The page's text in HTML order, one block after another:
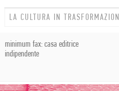
minimum fax: casa editrice
indipendente